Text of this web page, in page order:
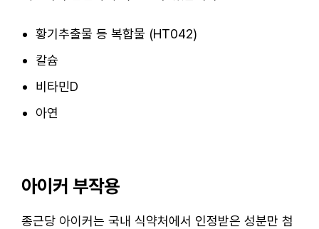
황기추출물 등 복합물 (HT042)
칼슘
비타민D
아연
아이커 부작용
종근당 아이커는 국내 식약처에서 인정받은 성분만 첨